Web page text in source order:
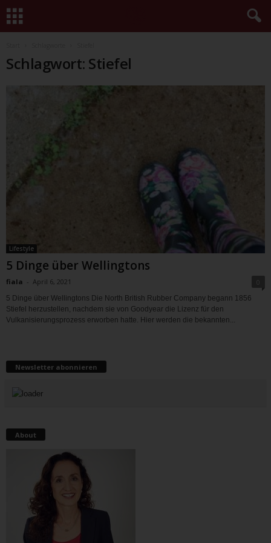
Schlagwort: Stiefel
Lifestyle
5 Dinge über Wellingtons
fiala - April 6, 2021
5 Dinge über Wellingtons Die North British Rubber Company begann 1856
Stiefel herzustellen, nachdem sie von Goodyear die Lizenz für den
Vulkanisierungsprozess erworben hatte. Hier werden die bekannten...
Newsletter abonnieren
About